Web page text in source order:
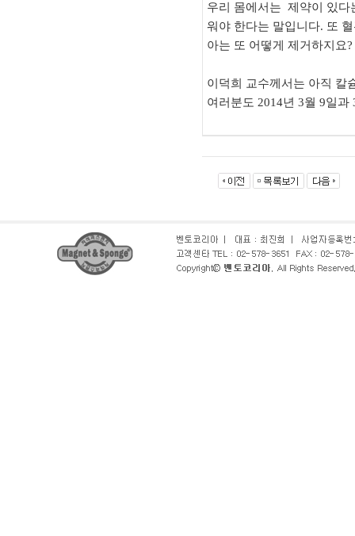
우리 몸에서는 제약이 있다
워야 한다는 말입니다. 또
아는 또 어떻게 제거하지요?
이덕희 교수께서는 아직 칼
여러분도 2014년 3월 9일과